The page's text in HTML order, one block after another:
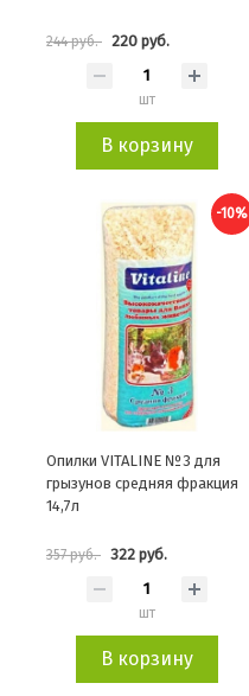
244 руб. 220 руб.
шт
В корзину
-10%
Опилки VITALINE №3 для
грызунов средняя фракция
14,7л
357 руб. 322 руб.
шт
В корзину